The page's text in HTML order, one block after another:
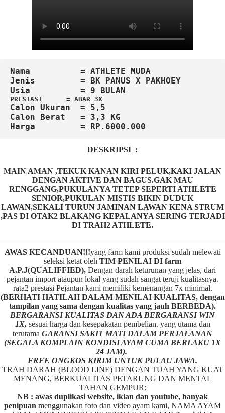
Nama          = ATHLETE MUDA
Jenis         = BK PANUS X PAKHOEY
PRESTASI      = ABAR 3X
Calon Ukuran  = 5,5
Calon Berat   = 3,3 KG
DESKRIPSI :
MAIN AMAN ,TEKUK KANAN KIRI PELUK,KAKI JALAN
DENGAN AKTIVE DAN BAGUS.GAK MAU
RENGGANG,PUKULANYA TETEP SEPERTI ATHLETE
SENIOR,PUKULAN MISTIS BIKIN DUDUK
LAWAN,SEKALI TURUN JAMINAN LAWAN KENA STRUM
,PAS DI OTAK2 BLAKANG KEPALANYA SERING TERJADI
DI TRAH2 ATHLETE.
AWAS KECANDUAN!!!yang farm kami produksi sudah melewati
seleksi ketat oleh TIM PENILAI DI farm
A.P.J(QUALIFFIED), Dengan darah keturunan yang jelas, dari
pejantan import ataupun lokal yang sudah sangat teruji kualitasnya.
rata2 prestasi Pejantan kami memiliki kemenangan 7x minimal.
(BERHATI HATILAH DALAM MENILAI KUALITAS, dengan
tampilan yang sama dengan kualitas yang jauh BERBEDA).
BERGARANSI KUALITAS DAN ADA BERGARANSI WIN
1X, sesuai harga dan kesepakatan pembelian. yang utama dan
terutama GARANSI SAKIT MATI DALAM PERJALANAN
(SEGALA KOMPLAIN KONDISI AYAM CUMA BERLAKU 1X
24 JAM).
FREE ONGKOS KIRIM UNTUK PULAU JAWA.
TRAH DARAH (BLOOD LINE) DENGAN TUAH YANG KUAT
MENANG, BERKUALITAS PETARUNG DAN MENTAL
TAHAN GEMPUR:
NB : awas duplikasi website, iklan dan youtube, banyak
penipuan menggunakan foto dan video ayam kami, NAMA AYAM